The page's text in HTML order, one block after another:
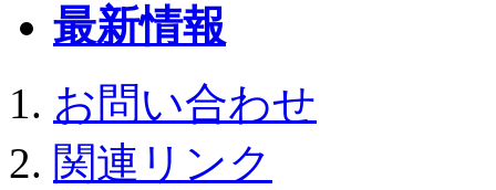
最新情報
お問い合わせ
関連リンク